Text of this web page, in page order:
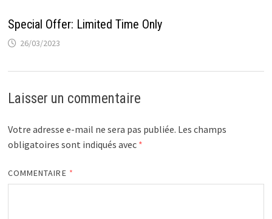
Special Offer: Limited Time Only
26/03/2023
Laisser un commentaire
Votre adresse e-mail ne sera pas publiée. Les champs
obligatoires sont indiqués avec *
COMMENTAIRE *